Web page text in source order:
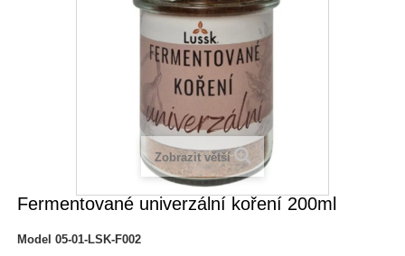
Zobrazit větší
Fermentované univerzální koření 200ml
Model 05-01-LSK-F002